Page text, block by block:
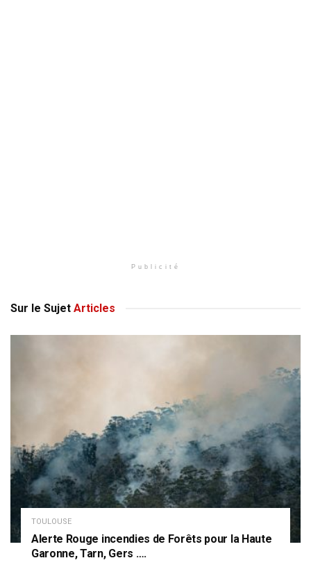
Publicité
Sur le Sujet Articles
TOULOUSE
Alerte Rouge incendies de Forêts pour la Haute
Garonne, Tarn, Gers ….